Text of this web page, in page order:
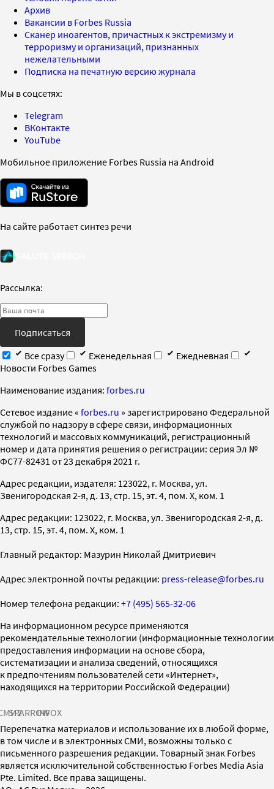
Архив
Вакансии в Forbes Russia
Сканер иноагентов, причастных к экстремизму и
терроризму и организаций, признанных
нежелательными
Подписка на печатную версию журнала
Мы в соцсетях:
Telegram
ВКонтакте
YouTube
Мобильное приложение Forbes Russia на Android
На сайте работает синтез речи
Рассылка:
Подписаться
Все сразу
Еженедельная
Ежедневная
Новости Forbes Games
Наименование издания: forbes.ru
Cетевое издание « forbes.ru » зарегистрировано Федеральной
службой по надзору в сфере связи, информационных
технологий и массовых коммуникаций, регистрационный
номер и дата принятия решения о регистрации: серия Эл №
ФС77-82431 от 23 декабря 2021 г.
Адрес редакции, издателя: 123022, г. Москва, ул.
Звенигородская 2-я, д. 13, стр. 15, эт. 4, пом. X, ком. 1
Адрес редакции: 123022, г. Москва, ул. Звенигородская 2-я, д.
13, стр. 15, эт. 4, пом. X, ком. 1
Главный редактор: Мазурин Николай Дмитриевич
Адрес электронной почты редакции: press-release@forbes.ru
Номер телефона редакции: +7 (495) 565-32-06
На информационном ресурсе применяются
рекомендательные технологии (информационные технологии
предоставления информации на основе сбора,
систематизации и анализа сведений, относящихся
к предпочтениям пользователей сети «Интернет»,
находящихся на территории Российской Федерации)
SPARROWINFOX
Перепечатка материалов и использование их в любой форме,
в том числе и в электронных СМИ, возможны только с
письменного разрешения редакции. Товарный знак Forbes
является исключительной собственностью Forbes Media Asia
Pte. Limited. Все права защищены.